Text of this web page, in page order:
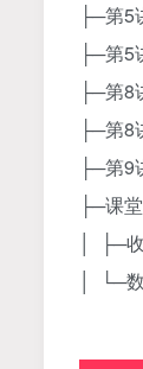
├─第5
├─第5
├─第8
├─第8
├─第9
├─课
│ ├─
│ └─